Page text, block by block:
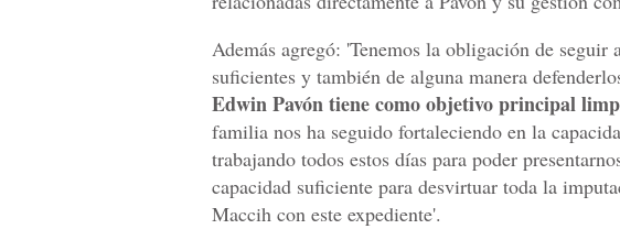
Además agregó: 'Tenemos la obligación de seguir
suficientes y también de alguna manera
Edwin Pavón tiene como objetivo principal
familia nos ha seguido fortaleciendo en la
trabajando todos estos días para poder
capacidad suficiente para desvirtuar toda la
Maccih con este expediente'.